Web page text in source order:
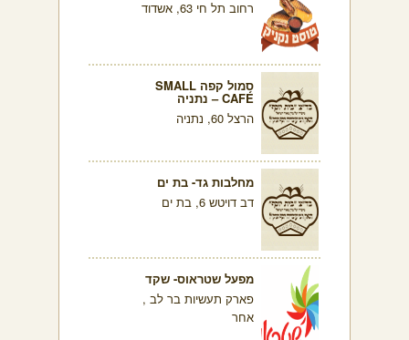
רחוב תל חי 63, אשדוד
סמול קפה SMALL
CAFÉ – נתניה
הרצל 60, נתניה
מחלבות גד- בת ים
דב דויטש 6, בת ים
מפעל שטראוס- שקד
פארק תעשיות בר לב ,
אחר